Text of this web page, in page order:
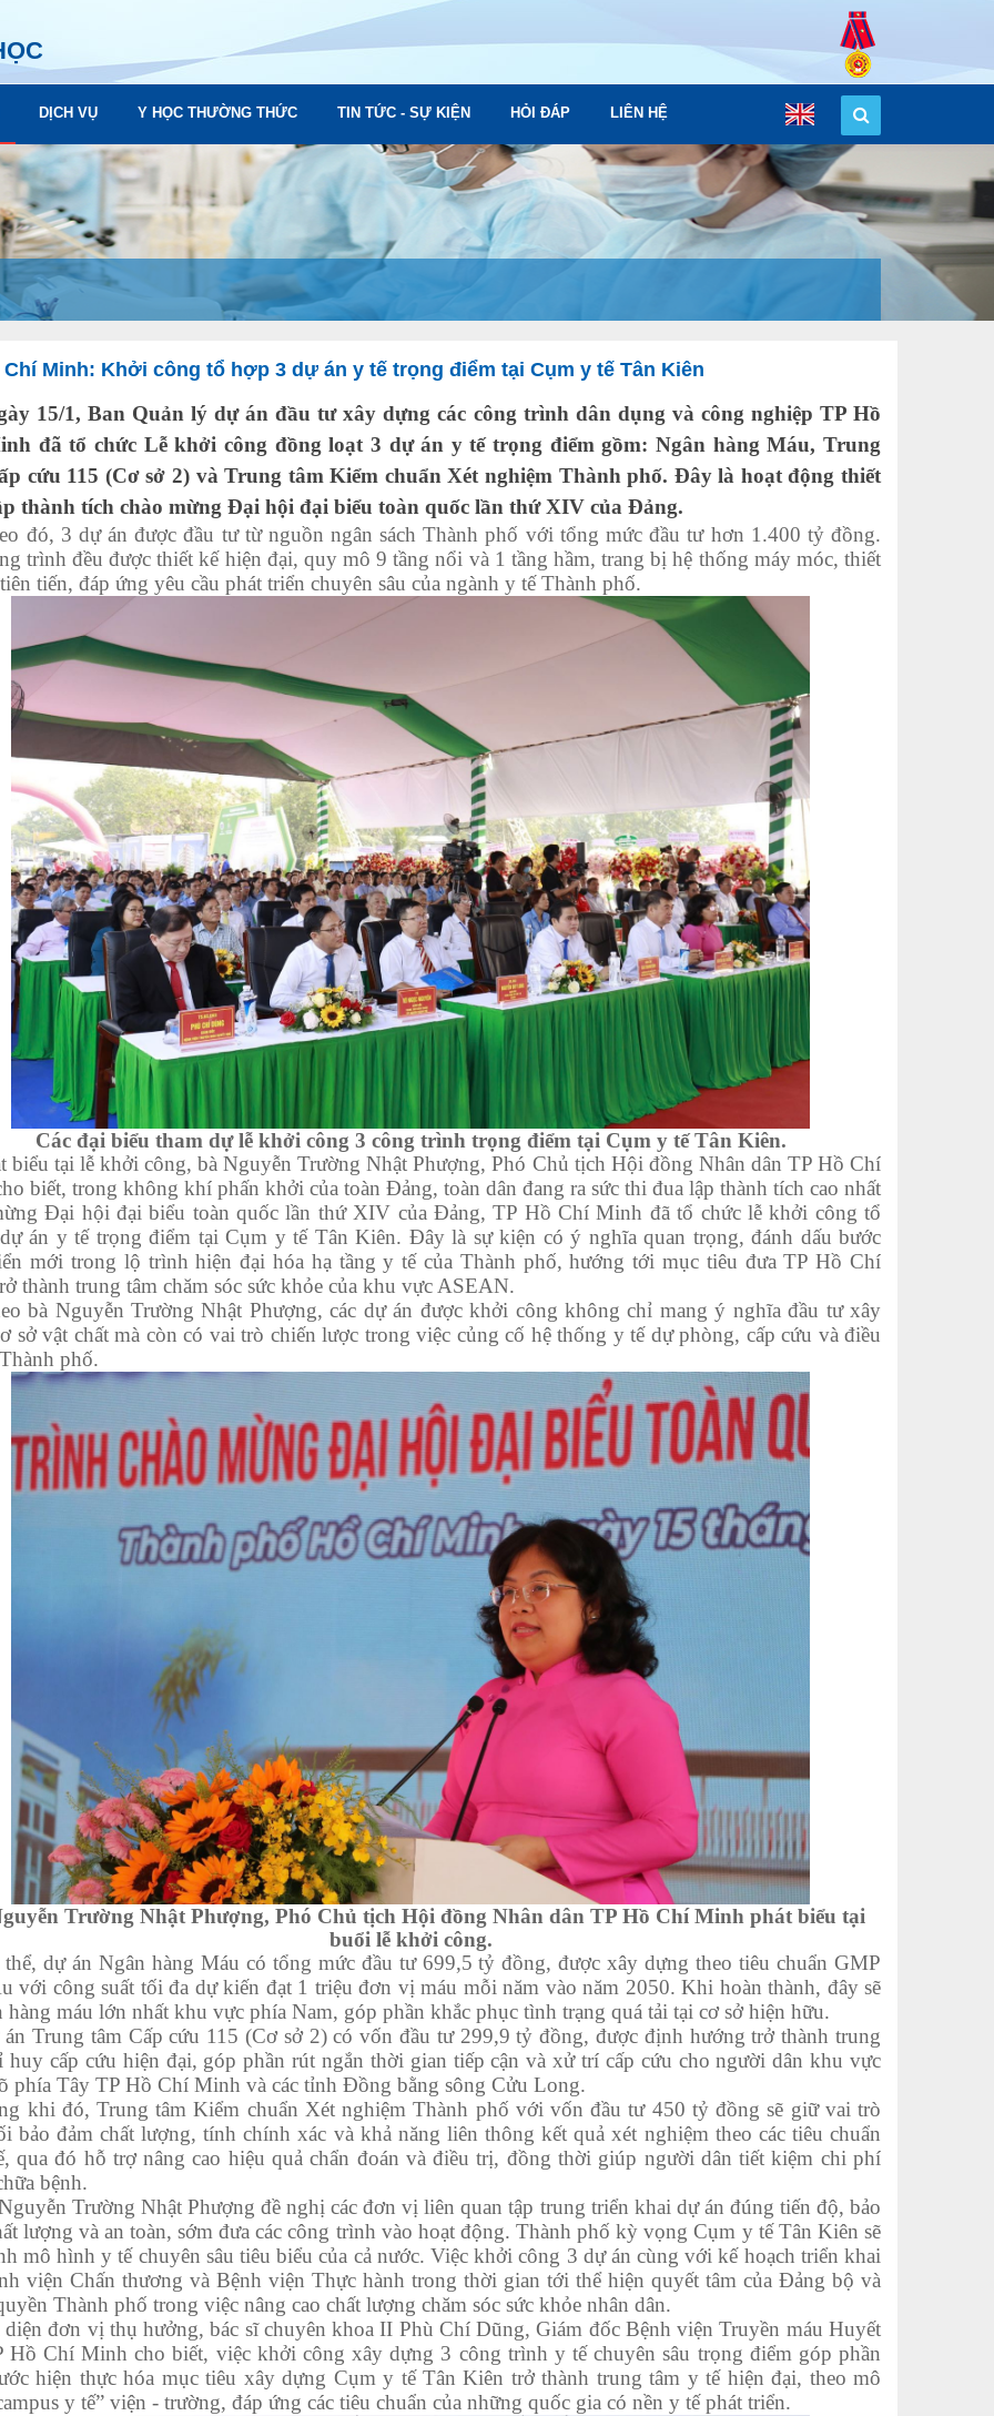
DỊCH VỤ Y HỌC THƯỜNG THỨC TIN TỨC - SỰ KIỆN HỎI ĐÁP LIÊN HỆ
Chí Minh: Khởi công tổ hợp 3 dự án y tế trọng điểm tại Cụm y tế Tân Kiên
15/1, Ban Quản lý dự án đầu tư xây dựng các công trình dân dụng và công nghiệp TP Hồ
đã tổ chức Lễ khởi công đồng loạt 3 dự án y tế trọng điểm gồm: Ngân hàng Máu, Trung
cứu 115 (Cơ sở 2) và Trung tâm Kiểm chuẩn Xét nghiệm Thành phố. Đây là hoạt động thiết
thành tích chào mừng Đại hội đại biểu toàn quốc lần thứ XIV của Đảng.
đó, 3 dự án được đầu tư từ nguồn ngân sách Thành phố với tổng mức đầu tư hơn 1.400 tỷ đồng.
trình đều được thiết kế hiện đại, quy mô 9 tầng nổi và 1 tầng hầm, trang bị hệ thống máy móc, thiết
tiến, đáp ứng yêu cầu phát triển chuyên sâu của ngành y tế Thành phố.
Các đại biểu tham dự lễ khởi công 3 công trình trọng điểm tại Cụm y tế Tân Kiên.
tại lễ khởi công, bà Nguyễn Trường Nhật Phượng, Phó Chủ tịch Hội đồng Nhân dân TP Hồ Chí
biết, trong không khí phấn khởi của toàn Đảng, toàn dân đang ra sức thi đua lập thành tích cao nhất
Đại hội đại biểu toàn quốc lần thứ XIV của Đảng, TP Hồ Chí Minh đã tổ chức lễ khởi công tổ
án y tế trọng điểm tại Cụm y tế Tân Kiên. Đây là sự kiện có ý nghĩa quan trọng, đánh dấu bước
mới trong lộ trình hiện đại hóa hạ tầng y tế của Thành phố, hướng tới mục tiêu đưa TP Hồ Chí
thành trung tâm chăm sóc sức khỏe của khu vực ASEAN.
bà Nguyễn Trường Nhật Phượng, các dự án được khởi công không chỉ mang ý nghĩa đầu tư xây
sở vật chất mà còn có vai trò chiến lược trong việc củng cố hệ thống y tế dự phòng, cấp cứu và điều
phố.
Trường Nhật Phượng, Phó Chủ tịch Hội đồng Nhân dân TP Hồ Chí Minh phát biểu tại
buổi lễ khởi công.
dự án Ngân hàng Máu có tổng mức đầu tư 699,5 tỷ đồng, được xây dựng theo tiêu chuẩn GMP
với công suất tối đa dự kiến đạt 1 triệu đơn vị máu mỗi năm vào năm 2050. Khi hoàn thành, đây sẽ
hàng máu lớn nhất khu vực phía Nam, góp phần khắc phục tình trạng quá tải tại cơ sở hiện hữu.
Trung tâm Cấp cứu 115 (Cơ sở 2) có vốn đầu tư 299,9 tỷ đồng, được định hướng trở thành trung
huy cấp cứu hiện đại, góp phần rút ngắn thời gian tiếp cận và xử trí cấp cứu cho người dân khu vực
phía Tây TP Hồ Chí Minh và các tỉnh Đồng bằng sông Cửu Long.
khi đó, Trung tâm Kiểm chuẩn Xét nghiệm Thành phố với vốn đầu tư 450 tỷ đồng sẽ giữ vai trò
bảo đảm chất lượng, tính chính xác và khả năng liên thông kết quả xét nghiệm theo các tiêu chuẩn
qua đó hỗ trợ nâng cao hiệu quả chẩn đoán và điều trị, đồng thời giúp người dân tiết kiệm chi phí
bệnh.
Trường Nhật Phượng đề nghị các đơn vị liên quan tập trung triển khai dự án đúng tiến độ, bảo
lượng và an toàn, sớm đưa các công trình vào hoạt động. Thành phố kỳ vọng Cụm y tế Tân Kiên sẽ
mô hình y tế chuyên sâu tiêu biểu của cả nước. Việc khởi công 3 dự án cùng với kế hoạch triển khai
viện Chấn thương và Bệnh viện Thực hành trong thời gian tới thể hiện quyết tâm của Đảng bộ và
Thành phố trong việc nâng cao chất lượng chăm sóc sức khỏe nhân dân.
đơn vị thụ hưởng, bác sĩ chuyên khoa II Phù Chí Dũng, Giám đốc Bệnh viện Truyền máu Huyết
Hồ Chí Minh cho biết, việc khởi công xây dựng 3 công trình y tế chuyên sâu trọng điểm góp phần
hiện thực hóa mục tiêu xây dựng Cụm y tế Tân Kiên trở thành trung tâm y tế hiện đại, theo mô
y tế” viện - trường, đáp ứng các tiêu chuẩn của những quốc gia có nền y tế phát triển.